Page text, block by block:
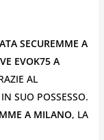
SECUREMME A
EVOK75 A
AL
SUO POSSESSO.
A MILANO, LA